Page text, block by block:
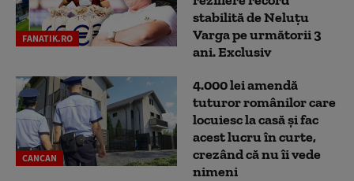
FANATIK.RO
stabilită de Neluțu
Varga pe următorii 3
ani. Exclusiv
CANCAN
4.000 lei amendă
tuturor românilor care
locuiesc la casă și fac
acest lucru în curte,
crezând că nu îi vede
nimeni